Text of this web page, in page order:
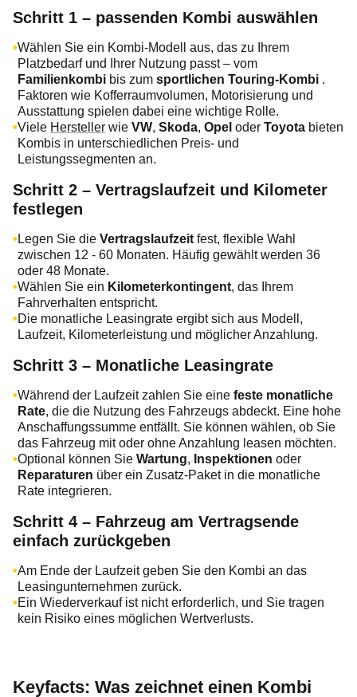
Schritt 1 – passenden Kombi auswählen
Wählen Sie ein Kombi‑Modell aus, das zu Ihrem
Platzbedarf und Ihrer Nutzung passt – vom
Familienkombi bis zum sportlichen Touring‑Kombi .
Faktoren wie Kofferraumvolumen, Motorisierung und
Ausstattung spielen dabei eine wichtige Rolle.
Viele Hersteller wie VW, Skoda, Opel oder Toyota bieten
Kombis in unterschiedlichen Preis‑ und
Leistungssegmenten an.
Schritt 2 – Vertragslaufzeit und Kilometer
festlegen
Legen Sie die Vertragslaufzeit fest, flexible Wahl
zwischen 12 - 60 Monaten. Häufig gewählt werden 36
oder 48 Monate.
Wählen Sie ein Kilometerkontingent, das Ihrem
Fahrverhalten entspricht.
Die monatliche Leasingrate ergibt sich aus Modell,
Laufzeit, Kilometerleistung und möglicher Anzahlung.
Schritt 3 – Monatliche Leasingrate
Während der Laufzeit zahlen Sie eine feste monatliche
Rate, die die Nutzung des Fahrzeugs abdeckt. Eine hohe
Anschaffungssumme entfällt. Sie können wählen, ob Sie
das Fahrzeug mit oder ohne Anzahlung leasen möchten.
Optional können Sie Wartung, Inspektionen oder
Reparaturen über ein Zusatz-Paket in die monatliche
Rate integrieren.
Schritt 4 – Fahrzeug am Vertragsende
einfach zurückgeben
Am Ende der Laufzeit geben Sie den Kombi an das
Leasingunternehmen zurück.
Ein Wiederverkauf ist nicht erforderlich, und Sie tragen
kein Risiko eines möglichen Wertverlusts.
Keyfacts: Was zeichnet einen Kombi